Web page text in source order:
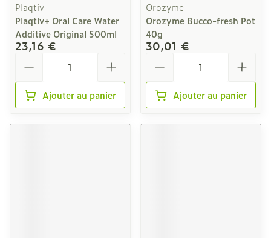
Plaqtiv+
Plaqtiv+ Oral Care Water
Additive Original 500ml
23,16 €
Ajouter au panier
Orozyme
Orozyme Bucco-fresh Pot
40g
30,01 €
Ajouter au panier